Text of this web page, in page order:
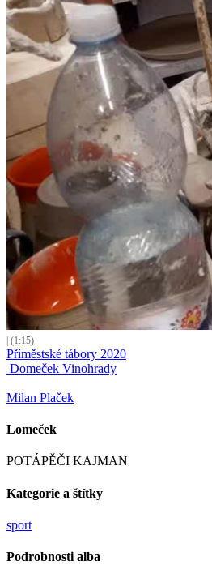
| (1:15)
Příměstské tábory 2020
Domeček Vinohrady
Milan Plaček
Lomeček
POTÁPĚČI KAJMAN
Kategorie a štítky
sport
Podrobnosti alba